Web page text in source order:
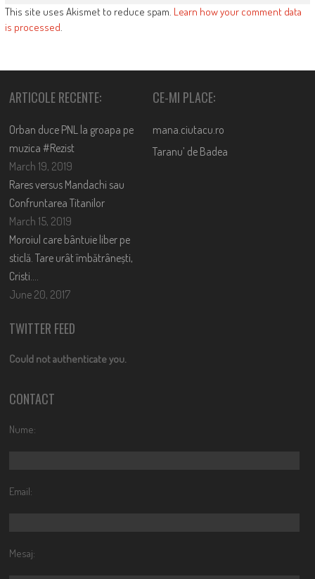
This site uses Akismet to reduce spam. Learn how your comment data
is processed.
ARTICOLE RECENTE:
Orban duce PNL la groapa pe
muzica #Rezist
March 19, 2019
Rares versus Mandachi sau
Confruntarea Titanilor
March 15, 2019
Moroiul care bântuie liber pe
sticlă. Tare urât îmbătrânești,
Cristi….
June 20, 2017
CE-MI PLACE:
mana.ciutacu.ro
Taranu’ de Badea
TWITTER FEED
Could not authenticate you.
CONTACT
Nume:
Email:
Mesaj: